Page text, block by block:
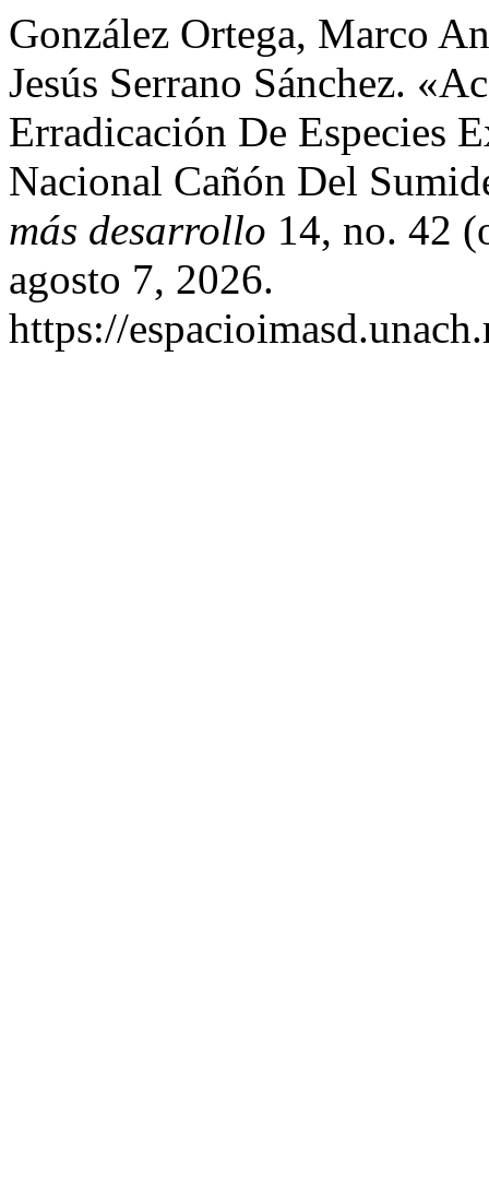
González Ortega, Marco
Jesús Serrano Sánchez.
Erradicación De Especies
Nacional Cañón Del
más desarrollo 14, no. 42
agosto 7, 2026.
https://